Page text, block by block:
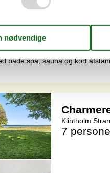
Husdyr
hvor komfort og afslapning
både spa, sauna og kort
Klintholm
7